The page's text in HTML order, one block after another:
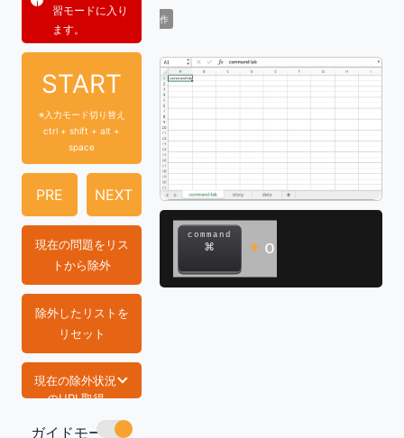
習モードに入り
ます。
START
※入力モード切り替え
ctrl + shift + alt +
space
PRE NEXT
現在の問題をリス
トから除外
除外したリストを
リセット
現在の除外状況
のURL取得
https://com
ガイドモード
作
⌘
command
+ o